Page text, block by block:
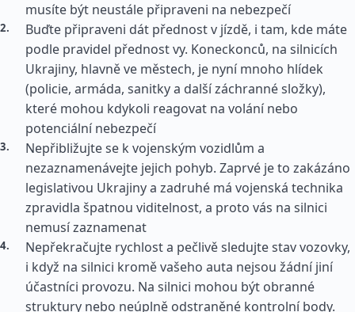
musíte být neustále připraveni na nebezpečí
Buďte připraveni dát přednost v jízdě, i tam, kde máte
podle pravidel přednost vy. Koneckonců, na silnicích
Ukrajiny, hlavně ve městech, je nyní mnoho hlídek
(policie, armáda, sanitky a další záchranné složky),
které mohou kdykoli reagovat na volání nebo
potenciální nebezpečí
Nepřibližujte se k vojenským vozidlům a
nezaznamenávejte jejich pohyb. Zaprvé je to zakázáno
legislativou Ukrajiny a zadruhé má vojenská technika
zpravidla špatnou viditelnost, a proto vás na silnici
nemusí zaznamenat
Nepřekračujte rychlost a pečlivě sledujte stav vozovky,
i když na silnici kromě vašeho auta nejsou žádní jiní
účastníci provozu. Na silnici mohou být obranné
struktury nebo neúplně odstraněné kontrolní body.